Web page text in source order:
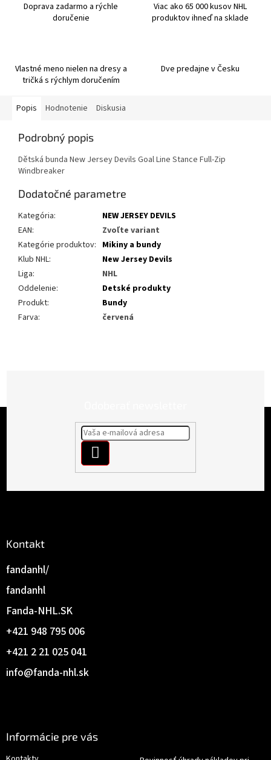
Doprava zadarmo a rýchle
doručenie
Viac ako 65 000 kusov NHL
produktov ihneď na sklade
Vlastné meno nielen na dresy a
tričká s rýchlym doručením
Dve predajne v Česku
Popis Hodnotenie Diskusia
Podrobný popis
Dětská bunda New Jersey Devils Goal Line Stance Full-Zip
Windbreaker
Dodatočné parametre
Kategória:
NEW JERSEY DEVILS
EAN:
Zvoľte variant
Kategórie produktov: Mikiny a bundy
Klub NHL:
New Jersey Devils
Liga:
NHL
Oddelenie:
Detské produkty
Produkt:
Bundy
Farva: červená
Kontakt
info@fanda-nhl.sk
+421 2 21 025 041
+421 948 795 006
Fanda-NHL.SK
fandanhl
fandanhl/
Informácie pre vás
SA